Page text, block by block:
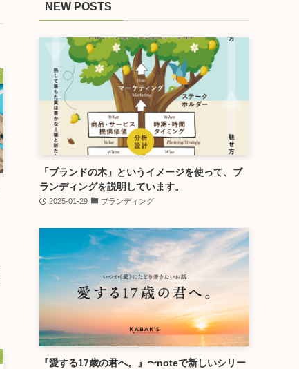
NEW POSTS
「ブランドの木」というイメージを使って、ブ
ランディングを説明しています。
2025-01-29 ブランディング
『愛する17歳の君へ。』〜noteで新しいシリー